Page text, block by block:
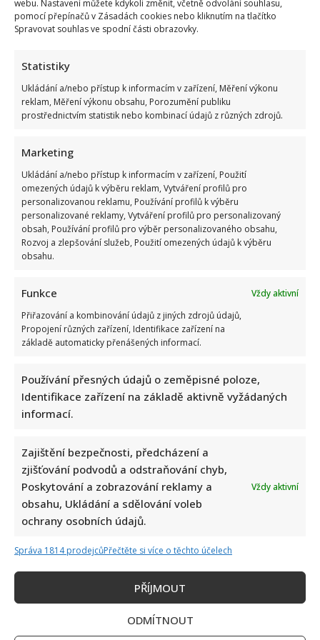
webu. Nastavení můžete kdykoli změnit, včetně odvolání souhlasu,
pomocí přepínačů v Zásadách cookies nebo kliknutím na tlačítko
Spravovat souhlas ve spodní části obrazovky.
Statistiky
Ukládání a/nebo přístup k informacím v zařízení, Měření výkonu
reklam, Měření výkonu obsahu, Porozumění publiku
prostřednictvím statistik nebo kombinací údajů z různých zdrojů.
Marketing
Ukládání a/nebo přístup k informacím v zařízení, Použití
omezených údajů k výběru reklam, Vytváření profilů pro
personalizovanou reklamu, Používání profilů k výběru
personalizované reklamy, Vytváření profilů pro personalizovaný
obsah, Používání profilů pro výběr personalizovaného obsahu,
Rozvoj a zlepšování služeb, Použití omezených údajů k výběru
obsahu.
Funkce
Vždy aktivní
Přiřazování a kombinování údajů z jiných zdrojů údajů,
Propojení různých zařízení, Identifikace zařízení na
základě automaticky přenášených informací.
Používání přesných údajů o zeměpisné poloze,
Identifikace zařízení na základě aktivně vyžádaných
informací.
Zajištění bezpečnosti, předcházení a
zjišťování podvodů a odstraňování chyb,
Poskytování a zobrazování reklamy a
obsahu, Ukládání a sdělování voleb
ochrany osobních údajů.
Vždy aktivní
Správa 1814 prodejcůPřečtěte si více o těchto účelech
PŘÍJMOUT
ODMÍTNOUT
more
about
Jana
70
září
díky
novému
účesu.
sklízí
samou
chválu
a
obdiv
Soukromí Jany Paulové: Se slavným manželem má 2
půvabné dcery a bydlí v přestavěném domku u Prahy
Lenka Marousková 26. 6. 2025
loňském roce předvedla, že je také skvělá tanečnice,...
VíceRead
more
about
Soukromí
Se
slavným
manželem
má
2
bydlí
přestavěném
domku
u
Prahy
Jana Paulová prozradila, jak vychází s důchodem a
Richard Touš 19. 6. 2025
Jana Paulová, česká herečka, letos oslavila
sedmdesátku. Což by jí ovšem nikdo nehádal. Nejen,